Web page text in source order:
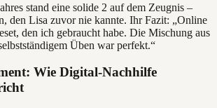
stand eine solide 2 auf dem Zeugnis –
den Lisa zuvor nie kannte. Ihr Fazit: „Online
den ich gebraucht habe. Die Mischung aus
Üben war perfekt.“
Wie Digital-Nachhilfe